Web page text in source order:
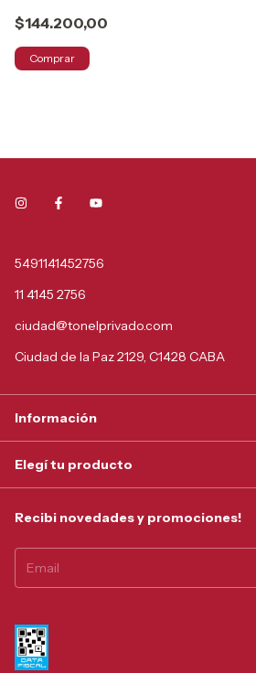
$144.200,00
Comprar
5491141452756
11 4145 2756
ciudad@tonelprivado.com
Ciudad de la Paz 2129, C1428 CABA
Información
Elegí tu producto
Recibi novedades y promociones!